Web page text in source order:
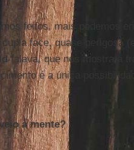
feitos, mais podemos
face, quase perigosa (e
falava, que nos mostra a
é a única
à mente?